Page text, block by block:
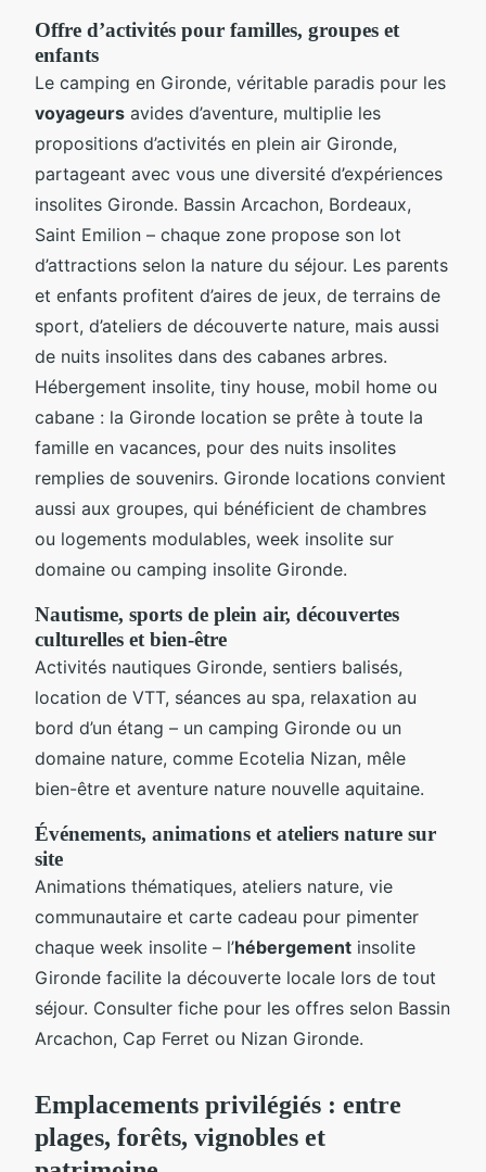
Offre d’activités pour familles, groupes et
enfants
Le camping en Gironde, véritable paradis pour les
voyageurs avides d’aventure, multiplie les
propositions d’activités en plein air Gironde,
partageant avec vous une diversité d’expériences
insolites Gironde. Bassin Arcachon, Bordeaux,
Saint Emilion – chaque zone propose son lot
d’attractions selon la nature du séjour. Les parents
et enfants profitent d’aires de jeux, de terrains de
sport, d’ateliers de découverte nature, mais aussi
de nuits insolites dans des cabanes arbres.
Hébergement insolite, tiny house, mobil home ou
cabane : la Gironde location se prête à toute la
famille en vacances, pour des nuits insolites
remplies de souvenirs. Gironde locations convient
aussi aux groupes, qui bénéficient de chambres
ou logements modulables, week insolite sur
domaine ou camping insolite Gironde.
Nautisme, sports de plein air, découvertes
culturelles et bien-être
Activités nautiques Gironde, sentiers balisés,
location de VTT, séances au spa, relaxation au
bord d’un étang – un camping Gironde ou un
domaine nature, comme Ecotelia Nizan, mêle
bien-être et aventure nature nouvelle aquitaine.
Événements, animations et ateliers nature sur
site
Animations thématiques, ateliers nature, vie
communautaire et carte cadeau pour pimenter
chaque week insolite – l’hébergement insolite
Gironde facilite la découverte locale lors de tout
séjour. Consulter fiche pour les offres selon Bassin
Arcachon, Cap Ferret ou Nizan Gironde.
Emplacements privilégiés : entre
plages, forêts, vignobles et